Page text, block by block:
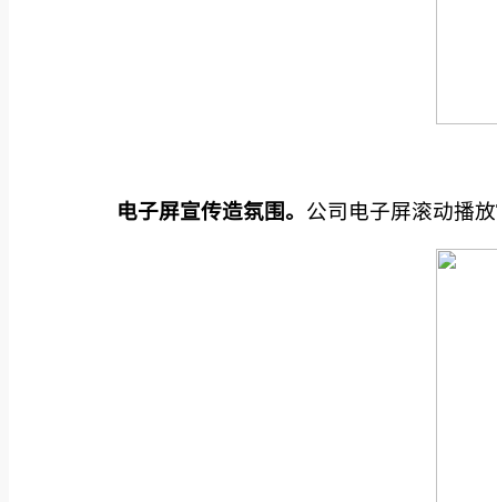
电子屏宣传造氛围。 公司电子屏滚动播